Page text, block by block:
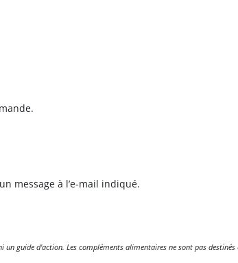
message à l’e-mail indiqué.
guide d'action. Les compléments alimentaires ne sont pas